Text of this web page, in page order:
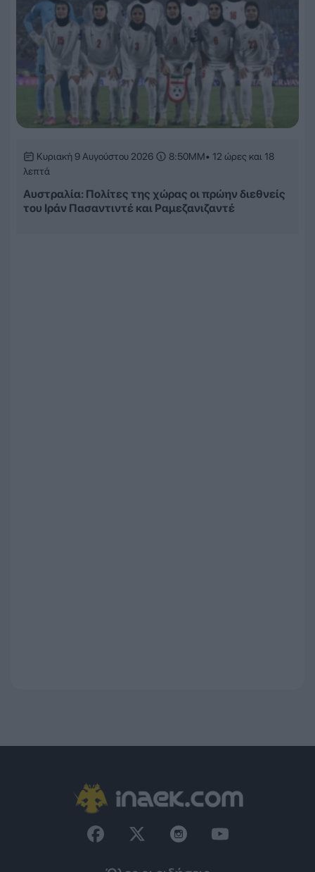
Κυριακή 9 Αυγούστου 2026 8:50ΜΜ• 12 ώρες και 18
λεπτά
Αυστραλία: Πολίτες της χώρας οι πρώην διεθνείς
του Ιράν Πασαντιντέ και Ραμεζανιζαντέ